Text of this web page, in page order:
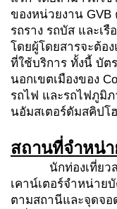
ของหน่วยงาน
รถราง รถบัส และเ
โดยผู้โดยสารจะต้อ
ที่ใช้บริการ ทั้งนี้ บัต
นอกเขตเมืองของ
รถไฟ และรถไฟภูมิ
นอัมสเตอร์ดัมสคิปโ
สถานที่จำหน่
นักท่องเที่ยวสา
เคาน์เตอร์จำหน่าย
ตามสถานีและจุดจ